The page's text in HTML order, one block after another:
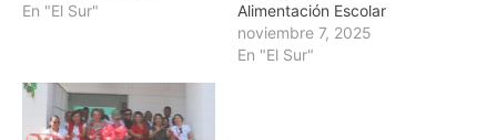
En "El Sur"
Alimentación Escolar
noviembre 7, 2025
En "El Sur"